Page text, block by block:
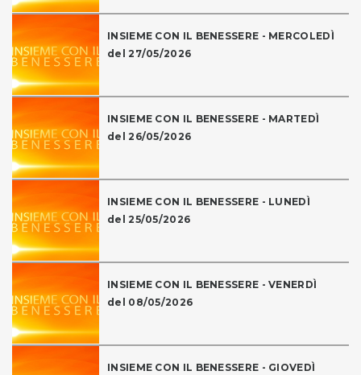
INSIEME CON IL BENESSERE - MERCOLEDÌ
del 27/05/2026
INSIEME CON IL BENESSERE - MARTEDÌ
del 26/05/2026
INSIEME CON IL BENESSERE - LUNEDÌ
del 25/05/2026
INSIEME CON IL BENESSERE - VENERDÌ
del 08/05/2026
INSIEME CON IL BENESSERE - GIOVEDÌ